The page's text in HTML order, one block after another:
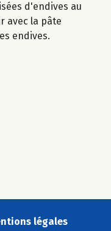
d'endives au
avec la pâte
endives.
légales